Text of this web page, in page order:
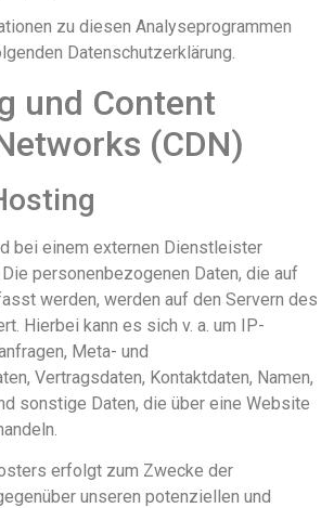
zu diesen Analyseprogrammen
Datenschutzerklärung.
und Content
(CDN)
bei einem externen Dienstleister
personenbezogenen Daten, die auf
werden, werden auf den Servern des
Hierbei kann es sich v. a. um IP-
Meta- und
Vertragsdaten, Kontaktdaten, Namen,
sonstige Daten, die über eine Website
erfolgt zum Zwecke der
unseren potenziellen und